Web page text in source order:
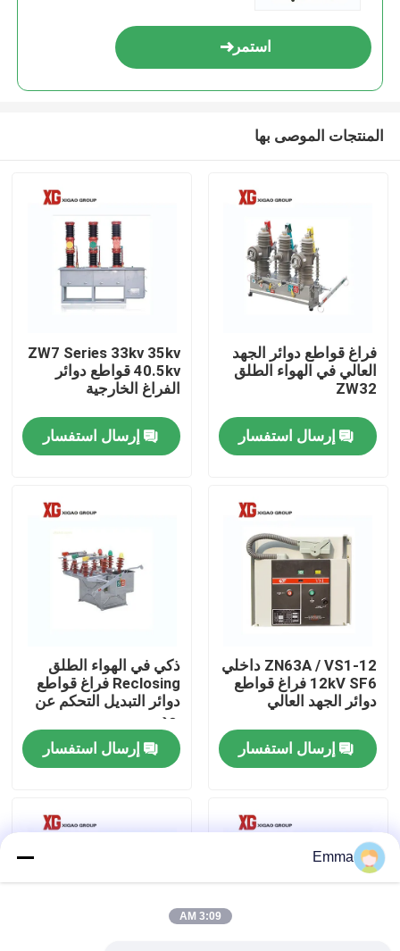
منزل، بيت
معلومات عنا
جولة في المعمل
مراقبة الجودة
اتصل بنا
اطلب اقتباس
تبديل كسر تحميل الهواء
SF6 تبديل كسر الحمل
استمر
المنتجات الموصى بها
فراغ قواطع دوائر الجهد
العالي في الهواء الطلق
ZW32
إرسال استفسار
ZW7 Series 33kv 35kv
40.5kv قواطع دوائر
الفراغ الخارجية
إرسال استفسار
ZN63A / VS1-12 داخلي
12kV SF6 فراغ قواطع
دوائر الجهد العالي
إرسال استفسار
ذكي في الهواء الطلق
Reclosing فراغ قواطع
دوائر التبديل التحكم عن
بعد
إرسال استفسار
Emma
3:09 AM